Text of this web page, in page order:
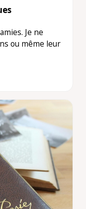
Je ne
ou même leur